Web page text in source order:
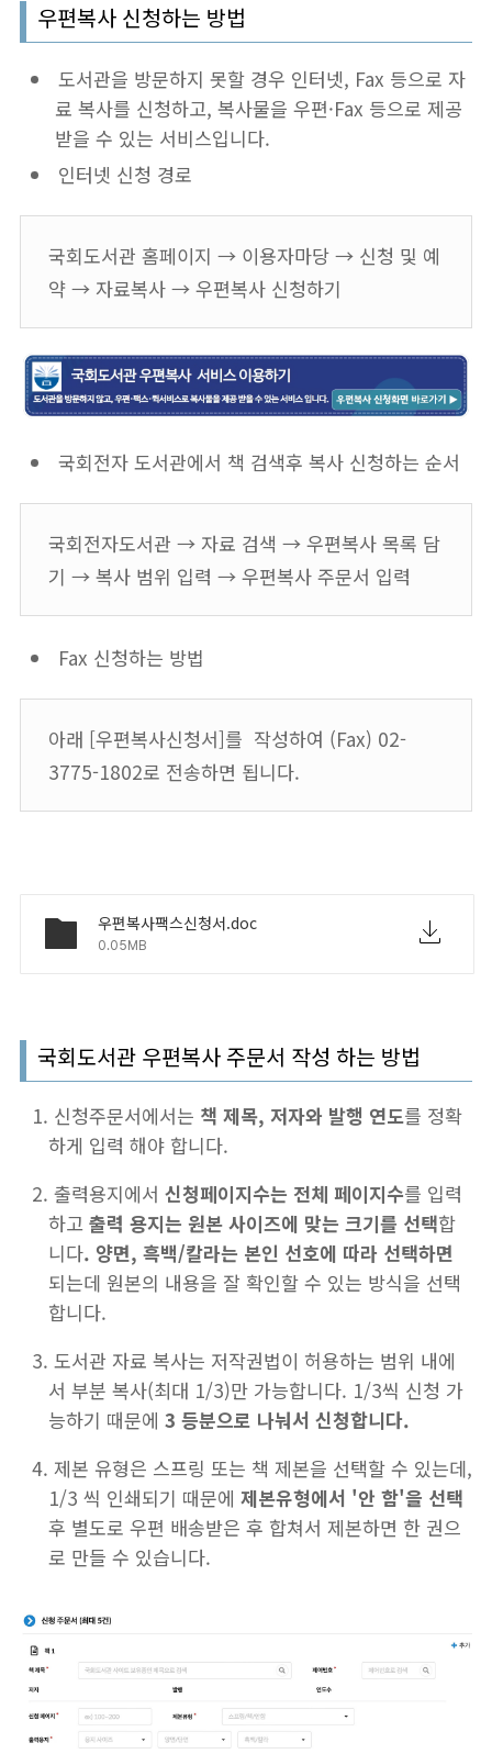
우편복사 신청하는 방법
도서관을 방문하지 못할 경우 인터넷, Fax 등으로 자
료 복사를 신청하고, 복사물을 우편·Fax 등으로 제공
받을 수 있는 서비스입니다.
인터넷 신청 경로
국회도서관 홈페이지 → 이용자마당 → 신청 및 예
약 → 자료복사 → 우편복사 신청하기
국회전자 도서관에서 책 검색후 복사 신청하는 순서
국회전자도서관 → 자료 검색 → 우편복사 목록 담
기 → 복사 범위 입력 → 우편복사 주문서 입력
Fax 신청하는 방법
아래 [우편복사신청서]를 작성하여 (Fax) 02-
3775-1802로 전송하면 됩니다.
우편복사팩스신청서.doc
0.05MB
국회도서관 우편복사 주문서 작성 하는 방법
신청주문서에서는 책 제목, 저자와 발행 연도를 정확
하게 입력 해야 합니다.
출력용지에서 신청페이지수는 전체 페이지수를 입력
하고 출력 용지는 원본 사이즈에 맞는 크기를 선택합
니다. 양면, 흑백/칼라는 본인 선호에 따라 선택하면
되는데 원본의 내용을 잘 확인할 수 있는 방식을 선택
합니다.
도서관 자료 복사는 저작권법이 허용하는 범위 내에
서 부분 복사(최대 1/3)만 가능합니다. 1/3씩 신청 가
능하기 때문에 3 등분으로 나눠서 신청합니다.
제본 유형은 스프링 또는 책 제본을 선택할 수 있는데,
1/3 씩 인쇄되기 때문에 제본유형에서 '안 함'을 선택
후 별도로 우편 배송받은 후 합쳐서 제본하면 한 권으
로 만들 수 있습니다.